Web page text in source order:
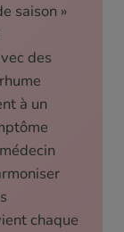
saison »
des
à un
chaque